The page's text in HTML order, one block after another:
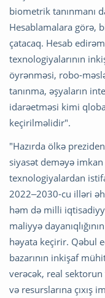
biometrik tanınmanı
Hesablamalara görə,
çatacaq. Hesab
texnologiyalarının
öyrənməsi, robo-
tanınma, əşyaların
idarəetməsi kimi
keçirilməlidir".
"Hazırda ölkə
siyasət deməyə
texnologiyalardan
2022‒2030-cu illəri
həm də milli
maliyyə
həyata keçirir. Qəbul
bazarının inkişaf
verəcək, real
və resurslarına çıxış